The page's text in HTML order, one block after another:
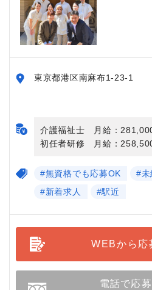
東京都港区南麻布1-23-1
介護福祉士 月給：
初任者研修 月給：
#無資格でも応募OK
#未
#新着求人
#駅近
WEBから応
電話で応